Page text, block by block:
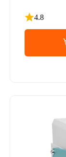
4.8
Рейтинг 4.8